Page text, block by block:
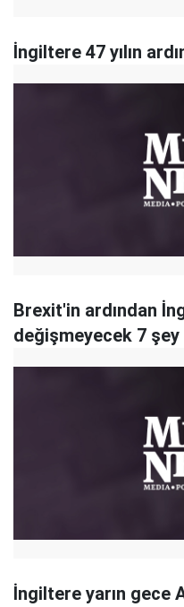
İngiltere 47 yılın
Brexit'in ardından
değişmeyecek 7 şey
İngiltere yarın gece